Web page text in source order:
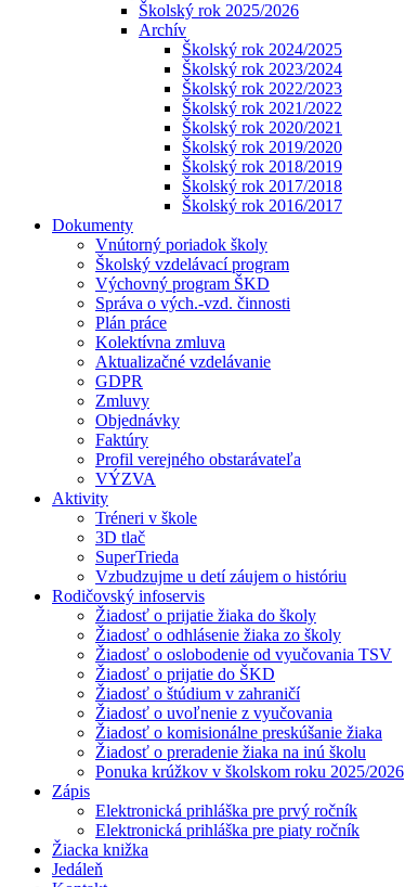
Školský rok 2025/2026
Archív
Školský rok 2024/2025
Školský rok 2023/2024
Školský rok 2022/2023
Školský rok 2021/2022
Školský rok 2020/2021
Školský rok 2019/2020
Školský rok 2018/2019
Školský rok 2017/2018
Školský rok 2016/2017
Dokumenty
Vnútorný poriadok školy
Školský vzdelávací program
Výchovný program ŠKD
Správa o vých.-vzd. činnosti
Plán práce
Kolektívna zmluva
Aktualizačné vzdelávanie
GDPR
Zmluvy
Objednávky
Faktúry
Profil verejného obstarávateľa
VÝZVA
Aktivity
Tréneri v škole
3D tlač
SuperTrieda
Vzbudzujme u detí záujem o históriu
Rodičovský infoservis
Žiadosť o prijatie žiaka do školy
Žiadosť o odhlásenie žiaka zo školy
Žiadosť o oslobodenie od vyučovania TSV
Žiadosť o prijatie do ŠKD
Žiadosť o štúdium v zahraničí
Žiadosť o uvoľnenie z vyučovania
Žiadosť o komisionálne preskúšanie žiaka
Žiadosť o preradenie žiaka na inú školu
Ponuka krúžkov v školskom roku 2025/2026
Zápis
Elektronická prihláška pre prvý ročník
Elektronická prihláška pre piaty ročník
Žiacka knižka
Jedáleň